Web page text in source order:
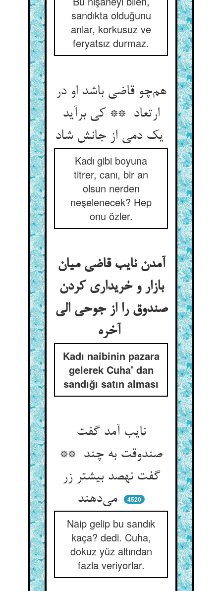
sandıkta olduğunu
anlar, korkusuz ve
feryatsız durmaz.
هم‌چو قاضی باشد او در
ارتعاد ** کی برآید
Kadı gibi boyuna
titrer, canı, bir an
olsun nerden
neşelenecek? Hep
onu özler.
آمدن نایب قاضی میان
بازار و خریداری کردن
صندوق را از جوحی الی
Kadı naibinin pazara
gelerek Cuha' dan
sandığı satın alması
نایب آمد گفت
صندوقت به چند **
گفت نهصد بیشتر زر
می‌دهند
4520
Naip gelip bu sandık
kaça? dedi. Cuha,
dokuz yüz altından
fazla veriyorlar.